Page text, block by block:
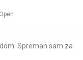
Spreman sam za